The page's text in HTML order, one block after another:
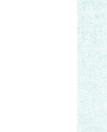
5-1.
5-2.
5-3
5-4.
에필